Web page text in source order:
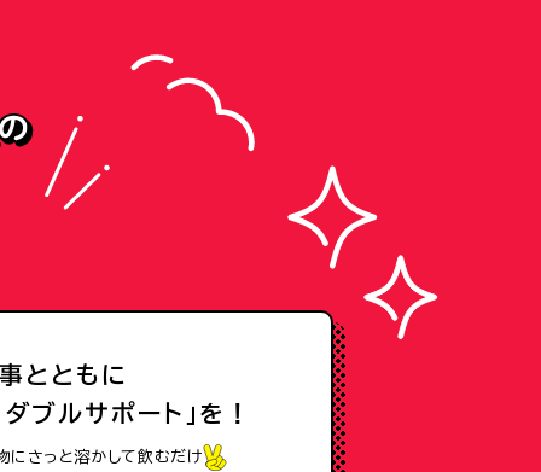
とともに
ブルサポート」を！
にさっと溶かして飲むだけ